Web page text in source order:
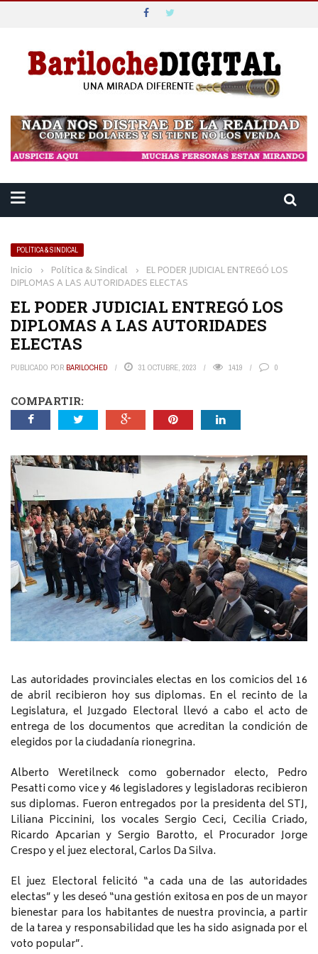
POLÍTICA & SINDICAL
Inicio › Política & Sindical › EL PODER JUDICIAL ENTREGÓ LOS
DIPLOMAS A LAS AUTORIDADES ELECTAS
EL PODER JUDICIAL ENTREGÓ LOS
DIPLOMAS A LAS AUTORIDADES
ELECTAS
PUBLICADO POR BARILOCHED 31 OCTUBRE, 2023 1419 0
COMPARTIR:
Las autoridades provinciales electas en los comicios del 16
de abril recibieron hoy sus diplomas. En el recinto de la
Legislatura, el Juzgado Electoral llevó a cabo el acto de
entrega de los documentos que acreditan la condición de
elegidos por la ciudadanía rionegrina.
Alberto Weretilneck como gobernador electo, Pedro
Pesatti como vice y 46 legisladores y legisladoras recibieron
sus diplomas. Fueron entregados por la presidenta del STJ,
Liliana Piccinini, los vocales Sergio Ceci, Cecilia Criado,
Ricardo Apcarian y Sergio Barotto, el Procurador Jorge
Crespo y el juez electoral, Carlos Da Silva.
El juez Electoral felicitó “a cada una de las autoridades
electas” y les deseó “una gestión exitosa en pos de un mayor
bienestar para los habitantes de nuestra provincia, a partir
de la tarea y responsabilidad que les ha sido asignada por el
voto popular”.